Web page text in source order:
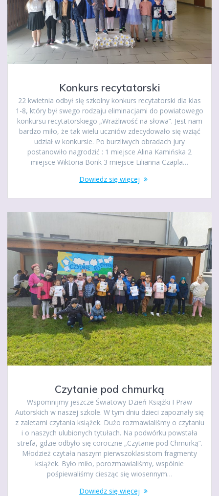
Konkurs recytatorski
22 kwietnia odbył się szkolny konkurs recytatorski dla klas
1-8, który był swego rodzaju eliminacjami do powiatowego
konkursu recytatorskiego „Wrażliwość na słowa”. Jest nam
bardzo miło, że tak wielu uczniów zdecydowało się wziąć
udział w konkursie. Po burzliwych obradach jury
postanowiło nagrodzić : 1 miejsce Alina Kamińska 2
miejsce Wiktoria Bonk 3 miejsce Lilianna Czapla…
Dowiedz się więcej
Czytanie pod chmurką
Wspomnijmy jeszcze Światowy Dzień Książki I Praw
Autorskich w naszej szkole. W tym dniu dzieci zapoznały się
z zaletami czytania książek. Dużo rozmawialiśmy o czytaniu
i o naszych ulubionych tytułach. Na podwórku powstała
strefa, gdzie odbyło się coroczne „Czytanie pod Chmurką”.
Młodzież czytała naszym pierwszoklasistom fragmenty
książek. Było miło, porozmawialiśmy, wspólnie
pośpiewaliśmy ciesząc się wiosennym…
Dowiedz się więcej